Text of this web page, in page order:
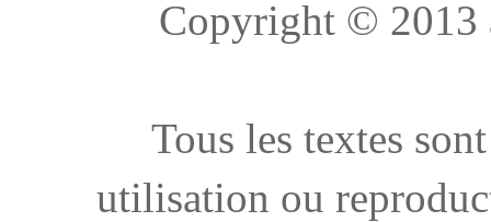
Copyright © 2013
Tous les textes
utilisation ou